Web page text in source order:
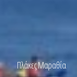
Blog
ΓΛΩΣΣΕΣ
Πλάκες Μαραθία